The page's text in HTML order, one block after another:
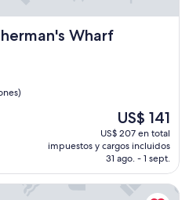
Wharf
Wharf
El
precio
actual
es
de
US$ 141
US$ 141
US$ 207 en total
impuestos y cargos incluidos
31 ago. - 1 sept.
by IHG